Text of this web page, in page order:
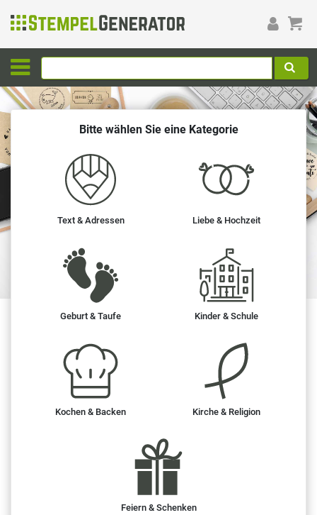
Bitte wählen Sie eine Kategorie
Text & Adressen Liebe & Hochzeit
Geburt & Taufe Kinder & Schule
Kochen & Backen Kirche & Religion
Feiern & Schenken